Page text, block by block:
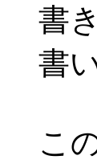
書
書
こ